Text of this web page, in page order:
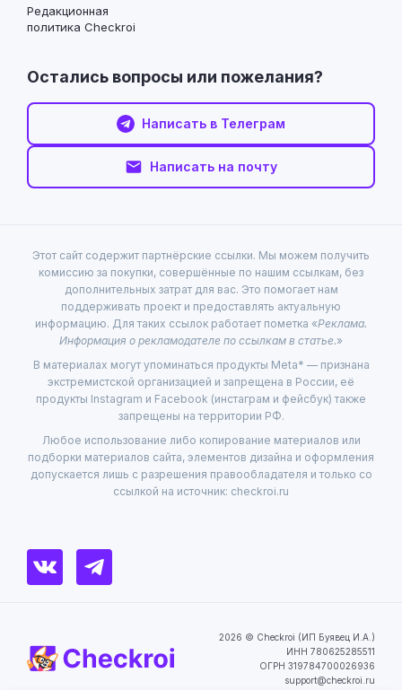
Редакционная
политика Checkroi
Остались вопросы или пожелания?
Написать в Телеграм
Написать на почту
Этот сайт содержит партнёрские ссылки. Мы можем получить
комиссию за покупки, совершённые по нашим ссылкам, без
дополнительных затрат для вас. Это помогает нам
поддерживать проект и предоставлять актуальную
информацию. Для таких ссылок работает пометка «Реклама.
Информация о рекламодателе по ссылкам в статье.»
В материалах могут упоминаться продукты Meta* — признана
экстремистской организацией и запрещена в России, её
продукты Instagram и Facebook (инстаграм и фейсбук) также
запрещены на территории РФ.
Любое использование либо копирование материалов или
подборки материалов сайта, элементов дизайна и оформления
допускается лишь с разрешения правообладателя и только со
ссылкой на источник: checkroi.ru
2026 © Checkroi (ИП Буявец И.А.)
ИНН 780625285511
ОГРН 319784700026936
support@checkroi.ru